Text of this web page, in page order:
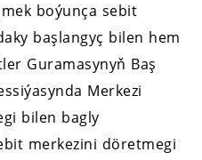
boýunça sebit
başlangyç bilen hem
Guramasynyň Baş
Merkezi
bilen bagly
merkezini döretmegi